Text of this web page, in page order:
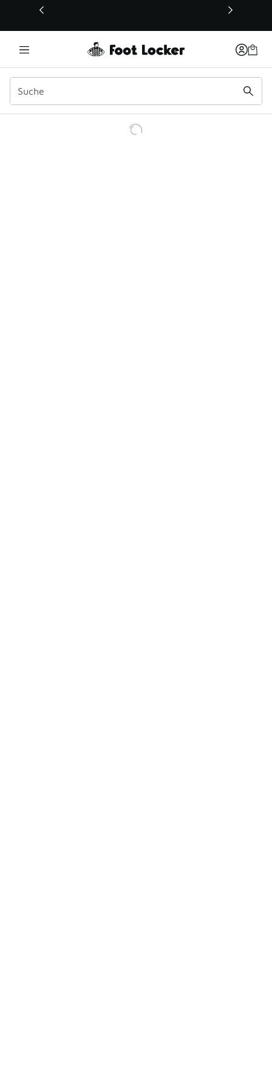
Dieser Link öffnet sich in einem neuen Fenster